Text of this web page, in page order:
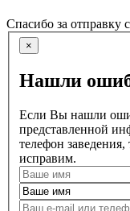
Спасибо за отправку
×
Нашли
Если Вы нашли
представленной
телефон
исправим.